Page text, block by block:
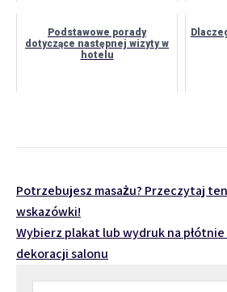
Podstawowe porady
dotyczące następnej wizyty w
hotelu
Nawigacja
wpisu
Potrzebujesz masażu? Przeczytaj
wskazówki!
Wybierz plakat lub wydruk na
dekoracji salonu